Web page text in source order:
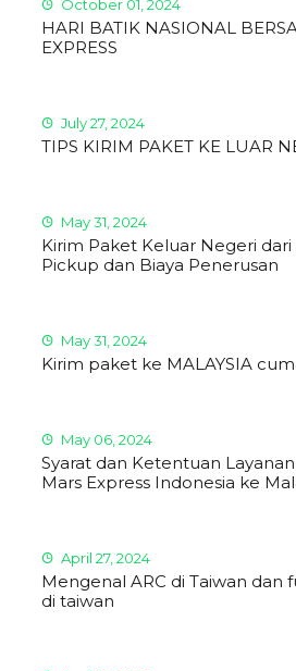
October 01, 2024
HARI BATIK NASIONAL
EXPRESS
July 27, 2024
TIPS KIRIM PAKET KE LUAR
May 31, 2024
Kirim Paket Keluar Negeri dari
Pickup dan Biaya Penerusan
May 31, 2024
Kirim paket ke MALAYSIA
May 06, 2024
Syarat dan Ketentuan
Mars Express Indonesia ke
April 27, 2024
Mengenal ARC di Taiwan dan
di taiwan